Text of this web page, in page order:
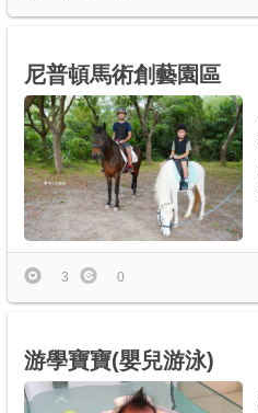
尼普頓馬術創藝園區
3 0
游學寶寶(嬰兒游泳)